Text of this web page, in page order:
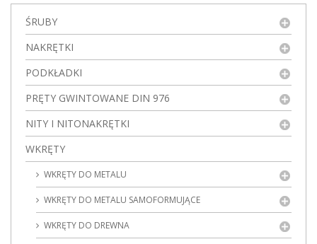
ŚRUBY
NAKRĘTKI
PODKŁADKI
PRĘTY GWINTOWANE DIN 976
NITY I NITONAKRĘTKI
WKRĘTY
WKRĘTY DO METALU
WKRĘTY DO METALU SAMOFORMUJĄCE
WKRĘTY DO DREWNA